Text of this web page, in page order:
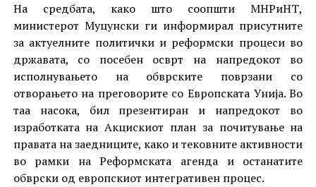
На средбата, како што соопшти МНРиНТ,
министерот Муцунски ги информирал присутните
за актуелните политички и реформски процеси во
државата, со посебен осврт на напредокот во
исполнувањето на обврските поврзани со
отворањето на преговорите со Европската Унија. Во
таа насока, бил презентиран и напредокот во
изработката на Акцискиот план за почитување на
правата на заедниците, како и тековните активности
во рамки на Реформската агенда и останатите
обврски од европскиот интегративен процес.